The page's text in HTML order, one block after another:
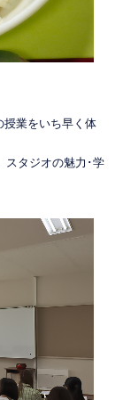
授業をいち早く体
スタジオの魅力･学